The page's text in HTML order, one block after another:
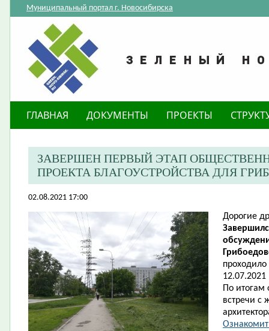
Муниципальный портал г. Новосибирска
ГЛАВНАЯ ДОКУМЕНТЫ ПРОЕКТЫ
ЗАВЕРШЕН ПЕРВЫЙ ЭТАП
ПРОЕКТА БЛАГОУСТРОЙСТВА ДЛЯ
02.08.2021 17:00
Дорогие
12.07.2021
По
встречи с